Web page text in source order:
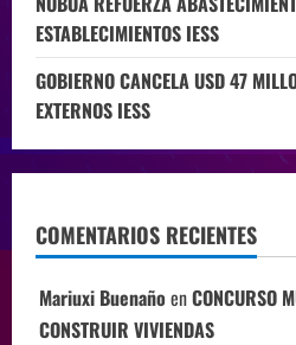
ESTABLECIMIENTOS IESS
GOBIERNO CANCELA USD 47
EXTERNOS IESS
COMENTARIOS RECIENTES
Mariuxi Buenaño enCONCURSO
CONSTRUIR VIVIENDAS